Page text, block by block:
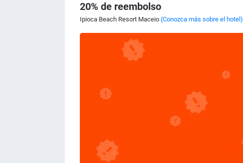
20% de reembolso
Ipioca Beach Resort Maceio (Conozca más sobre el hotel)